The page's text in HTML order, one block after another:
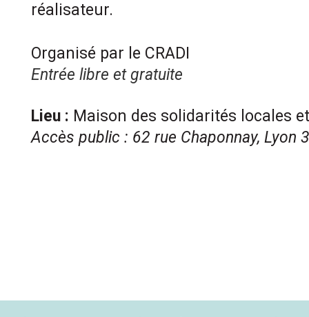
réalisateur.
Organisé par le CRADI
Entrée libre et gratuite
Lieu : Maison des solidarités locales
Accès public : 62 rue Chaponnay, Lyon